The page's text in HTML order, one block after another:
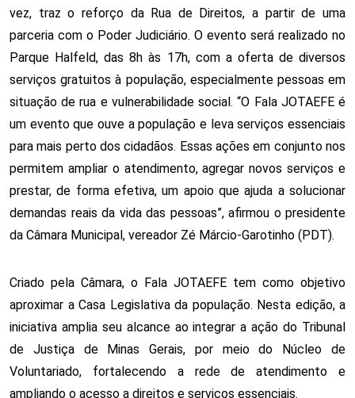
vez, traz o reforço da Rua de Direitos, a partir de uma
parceria com o Poder Judiciário. O evento será realizado no
Parque Halfeld, das 8h às 17h, com a oferta de diversos
serviços gratuitos à população, especialmente pessoas em
situação de rua e vulnerabilidade social. “O Fala JOTAEFE é
um evento que ouve a população e leva serviços essenciais
para mais perto dos cidadãos. Essas ações em conjunto nos
permitem ampliar o atendimento, agregar novos serviços e
prestar, de forma efetiva, um apoio que ajuda a solucionar
demandas reais da vida das pessoas”, afirmou o presidente
da Câmara Municipal, vereador Zé Márcio-Garotinho (PDT).
Criado pela Câmara, o Fala JOTAEFE tem como objetivo
aproximar a Casa Legislativa da população. Nesta edição, a
iniciativa amplia seu alcance ao integrar a ação do Tribunal
de Justiça de Minas Gerais, por meio do Núcleo de
Voluntariado, fortalecendo a rede de atendimento e
ampliando o acesso a direitos e serviços essenciais.